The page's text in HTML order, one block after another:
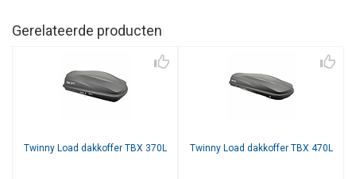
Gerelateerde producten
Twinny Load dakkoffer TBX 370L Twinny Load dakkoffer TBX 470L